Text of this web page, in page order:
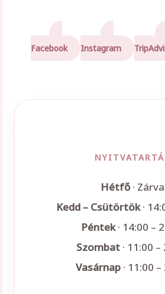
Facebook Instagram
Hétfő· Zárva
Kedd – Csütörtök·
Péntek· 14:00 –
Szombat· 11:00 –
Vasárnap· 11:00 –